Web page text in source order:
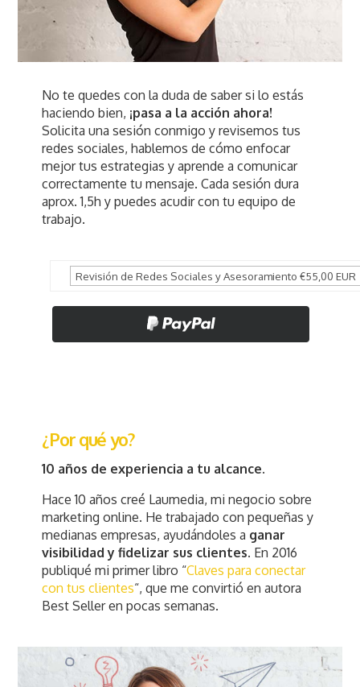
No te quedes con la duda de saber si lo estás
haciendo bien, ¡pasa a la acción ahora!
Solicita una sesión conmigo y revisemos tus
redes sociales, hablemos de cómo enfocar
mejor tus estrategias y aprende a comunicar
correctamente tu mensaje. Cada sesión dura
aprox. 1,5h y puedes acudir con tu equipo de
trabajo.
¿Por qué yo?
10 años de experiencia a tu alcance.
Hace 10 años creé Laumedia, mi negocio sobre
marketing online. He trabajado con pequeñas y
medianas empresas, ayudándoles a ganar
visibilidad y fidelizar sus clientes. En 2016
publiqué mi primer libro “Claves para conectar
con tus clientes“, que me convirtió en autora
Best Seller en pocas semanas.